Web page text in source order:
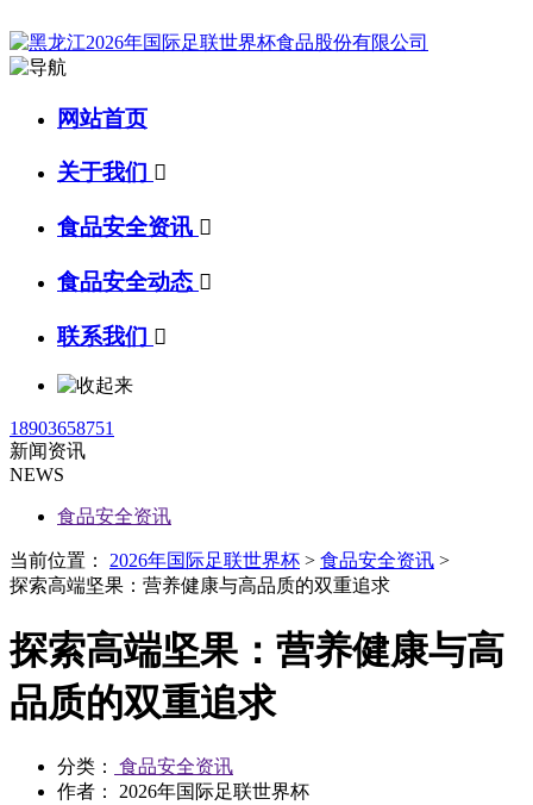
网站首页
关于我们 
食品安全资讯 
食品安全动态 
联系我们 
18903658751
新闻资讯
NEWS
食品安全资讯
当前位置： 2026年国际足联世界杯 > 食品安全资讯 >
探索高端坚果：营养健康与高品质的双重追求
探索高端坚果：营养健康与高
品质的双重追求
分类：
食品安全资讯
作者： 2026年国际足联世界杯